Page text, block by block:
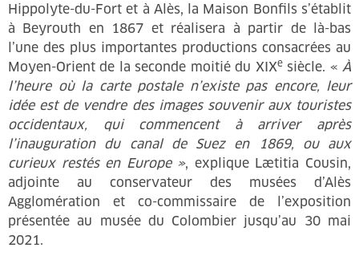
Hippolyte-du-Fort et à Alès, la Maison Bonfils s’établit
à Beyrouth en 1867 et réalisera à partir de là-bas
l’une des plus importantes productions consacrées au
Moyen-Orient de la seconde moitié du XIXesiècle. « À
l’heure où la carte postale n’existe pas encore, leur
idée est de vendre des images souvenir aux touristes
occidentaux, qui commencent à arriver après
l’inauguration du canal de Suez en 1869, ou aux
curieux restés en Europe », explique Lætitia Cousin,
adjointe au conservateur des musées d’Alès
Agglomération et co-commissaire de l’exposition
présentée au musée du Colombier jusqu’au 30 mai
2021.